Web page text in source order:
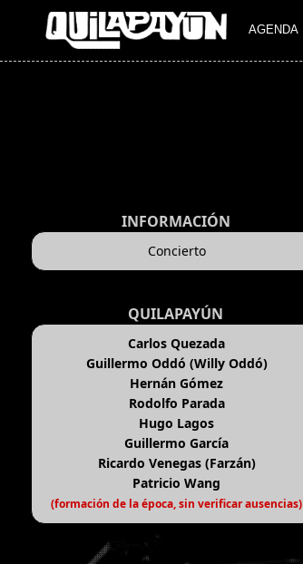
AGENDA
INFORMACIÓN
Concierto
QUILAPAYÚN
Carlos Quezada
Guillermo Oddó (Willy Oddó)
Hernán Gómez
Rodolfo Parada
Hugo Lagos
Guillermo García
Ricardo Venegas (Farzán)
Patricio Wang
(formación de la época, sin verificar ausencias)